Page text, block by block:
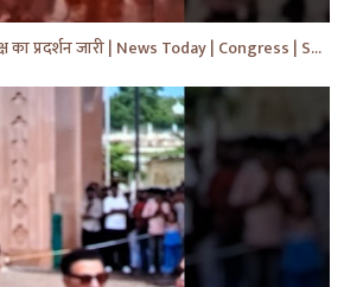
भारी बारिश के दौरान भी विपक्ष का प्रदर्शन जारी | News Today | Congress | Samajwadi | #shorts #yt